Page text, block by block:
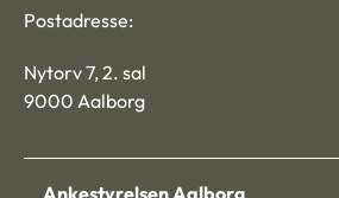
Postadresse:
Nytorv 7, 2. sal
9000 Aalborg
Ankestyrelsen Aalborg